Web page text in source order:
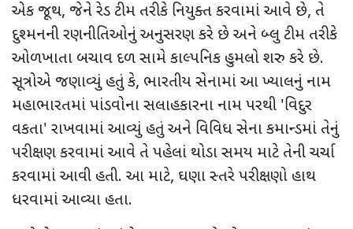
એક જૂથ, જેને રેડ ટીમ તરીકે નિયુક્ત કરવામાં આવે છે, તે
દુશ્મનની રણનીતિઓનું અનુસરણ કરે છે અને બ્લુ ટીમ તરીકે
ઓળખાતા બચાવ દળ સામે કાલ્પનિક હુમલો શરુ કરે છે.
સૂત્રોએ જણાવ્યું હતું કે, ભારતીય સેનામાં આ ખ્યાલનું નામ
મહાભારતમાં પાંડવોના સલાહકારના નામ પરથી 'વિદુર
વકતા' રાખવામાં આવ્યું હતું અને વિવિધ સેના કમાન્ડમાં તેનું
પરીક્ષણ કરવામાં આવે તે પહેલાં થોડા સમય માટે તેની ચર્ચા
કરવામાં આવી હતી. આ માટે, ઘણા સ્તરે પરીક્ષણો હાથ
ધરવામાં આવ્યા હતા.